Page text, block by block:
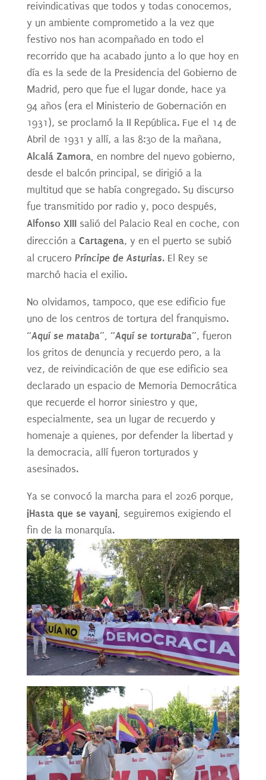
reivindicativas que todos y todas conocemos,
y un ambiente comprometido a la vez que
festivo nos han acompañado en todo el
recorrido que ha acabado junto a lo que hoy en
día es la sede de la Presidencia del Gobierno de
Madrid, pero que fue el lugar donde, hace ya
94 años (era el Ministerio de Gobernación en
1931), se proclamó la II República. Fue el 14 de
Abril de 1931 y allí, a las 8:30 de la mañana,
Alcalá Zamora, en nombre del nuevo gobierno,
desde el balcón principal, se dirigió a la
multitud que se había congregado. Su discurso
fue transmitido por radio y, poco después,
Alfonso XIII salió del Palacio Real en coche, con
dirección a Cartagena, y en el puerto se subió
al crucero Príncipe de Asturias. El Rey se
marchó hacia el exilio.
No olvidamos, tampoco, que ese edificio fue
uno de los centros de tortura del franquismo.
“Aquí se mataba”, “Aquí se torturaba”, fueron
los gritos de denuncia y recuerdo pero, a la
vez, de reivindicación de que ese edificio sea
declarado un espacio de Memoria Democrática
que recuerde el horror siniestro y que,
especialmente, sea un lugar de recuerdo y
homenaje a quienes, por defender la libertad y
la democracia, allí fueron torturados y
asesinados.
Ya se convocó la marcha para el 2026 porque,
¡Hasta que se vayan¡, seguiremos exigiendo el
fin de la monarquía.